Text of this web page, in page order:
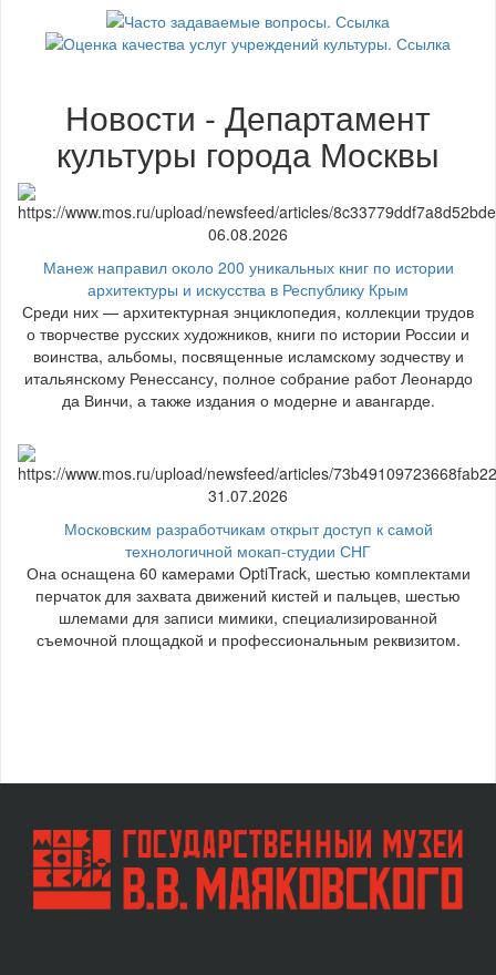
Новости - Департамент
культуры города Москвы
06.08.2026
Манеж направил около 200 уникальных книг по истории
архитектуры и искусства в Республику Крым
Среди них — архитектурная энциклопедия, коллекции трудов
о творчестве русских художников, книги по истории России и
воинства, альбомы, посвященные исламскому зодчеству и
итальянскому Ренессансу, полное собрание работ Леонардо
да Винчи, а также издания о модерне и авангарде.
31.07.2026
Московским разработчикам открыт доступ к самой
технологичной мокап-студии СНГ
Она оснащена 60 камерами OptiTrack, шестью комплектами
перчаток для захвата движений кистей и пальцев, шестью
шлемами для записи мимики, специализированной
съемочной площадкой и профессиональным реквизитом.